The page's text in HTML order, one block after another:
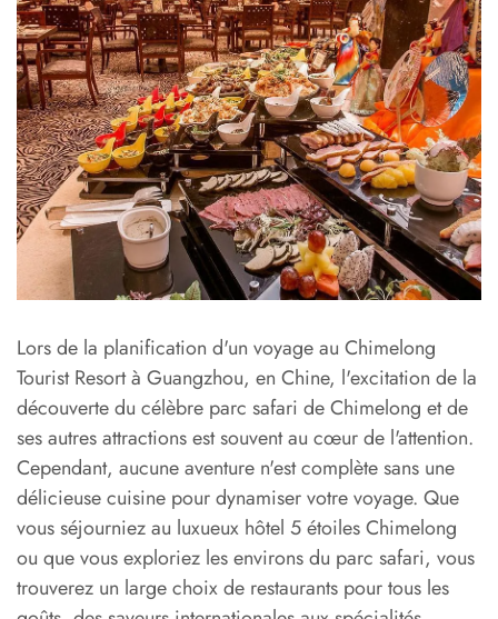
Lors de la planification d'un voyage au Chimelong
Tourist Resort à Guangzhou, en Chine, l'excitation de la
découverte du célèbre parc safari de Chimelong et de
ses autres attractions est souvent au cœur de l'attention.
Cependant, aucune aventure n'est complète sans une
délicieuse cuisine pour dynamiser votre voyage. Que
vous séjourniez au luxueux hôtel 5 étoiles Chimelong
ou que vous exploriez les environs du parc safari, vous
trouverez un large choix de restaurants pour tous les